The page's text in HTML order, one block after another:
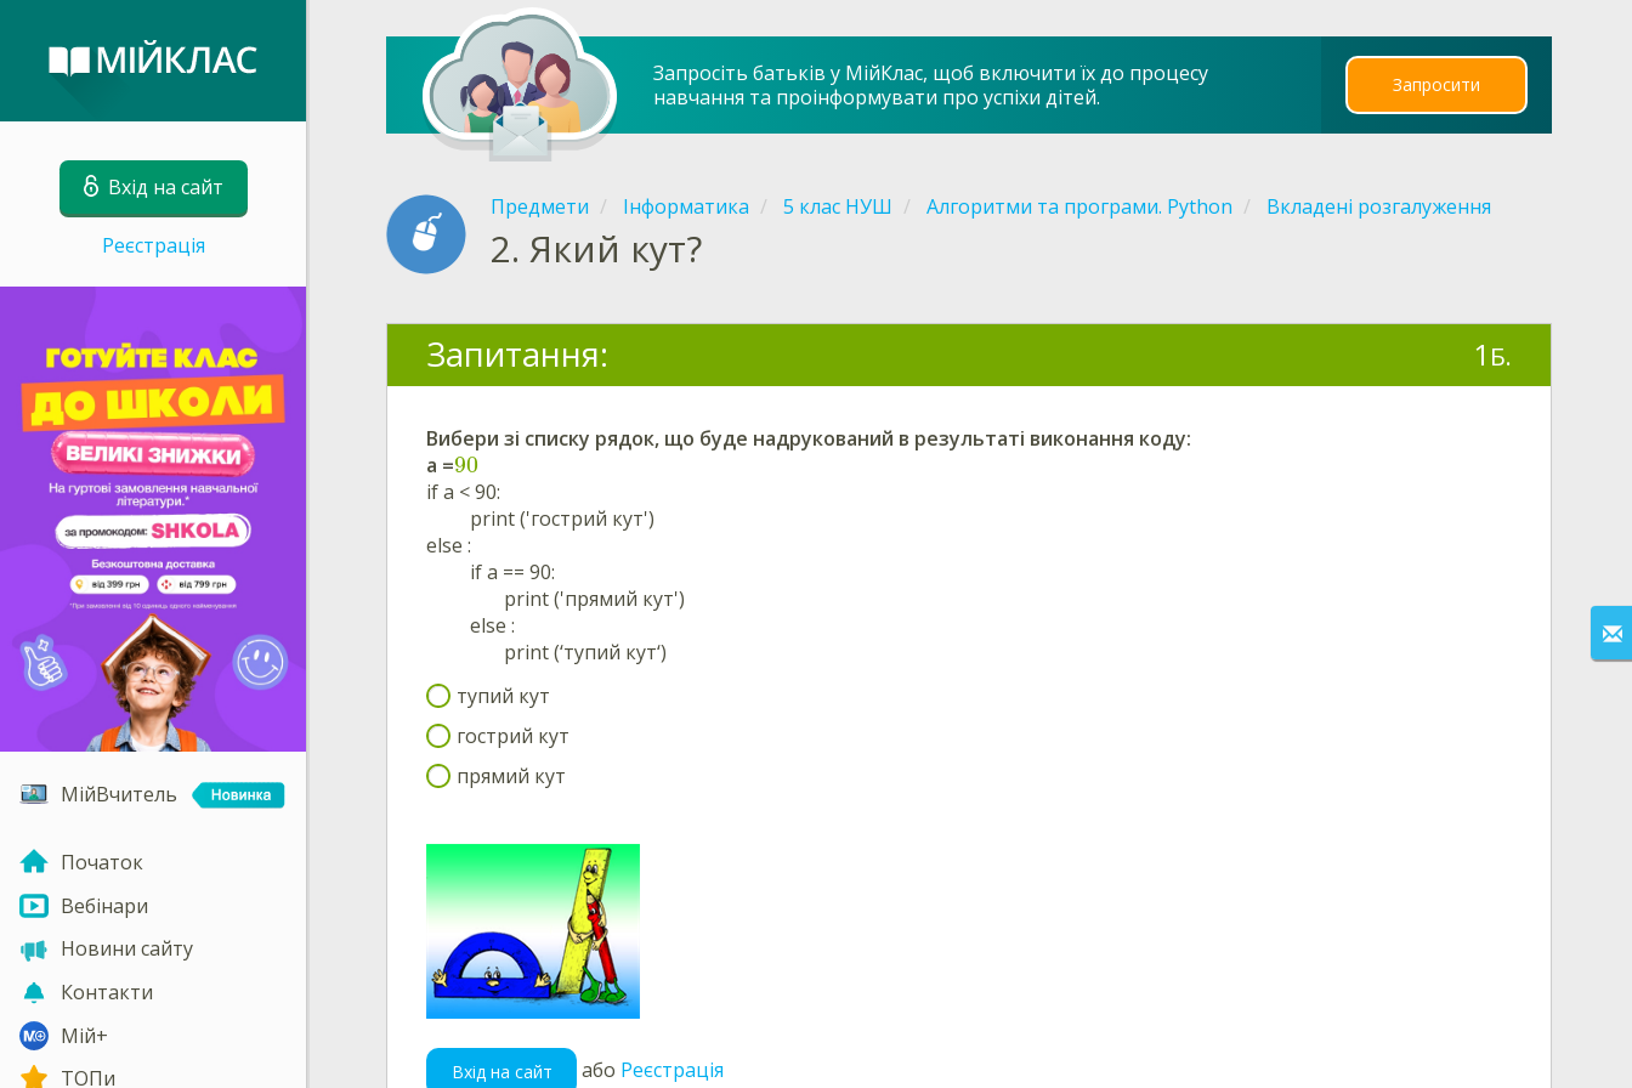
Вхід на сайт
Реєстрація
МійВчитель
Початок
Вебінари
Новини сайту
Контакти
Мій+
ТОПи
Запросіть батьків у МійКлас, щоб включити їх до процесу
навчання та проінформувати про успіхи дітей.
Запросити
Предмети Інформатика 5 клас НУШ Алгоритми та програми. Python Вкладені розгалуження
2. Який кут?
Запитання: 1 Б.
Вибери зі списку рядок, що буде надрукований в результаті виконання коду:
a =90
if a < 90:
print ('гострий кут')
else :
if a == 90:
print ('прямий кут')
else :
print (‘тупий кут‘)
тупий кут
гострий кут
прямий кут
Вхід на сайт або Реєстрація